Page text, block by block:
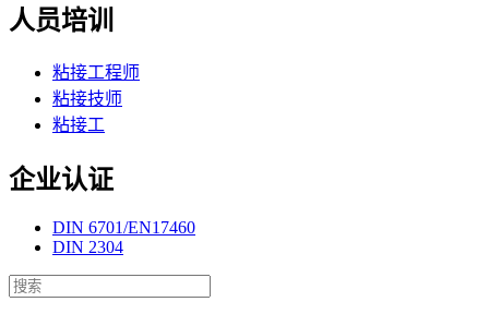
人员培训
粘接工程师
粘接技师
粘接工
企业认证
DIN 6701/EN17460
DIN 2304